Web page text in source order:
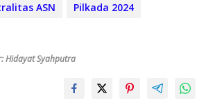
ASN
Pilkada 2024
Hidayat Syahputra